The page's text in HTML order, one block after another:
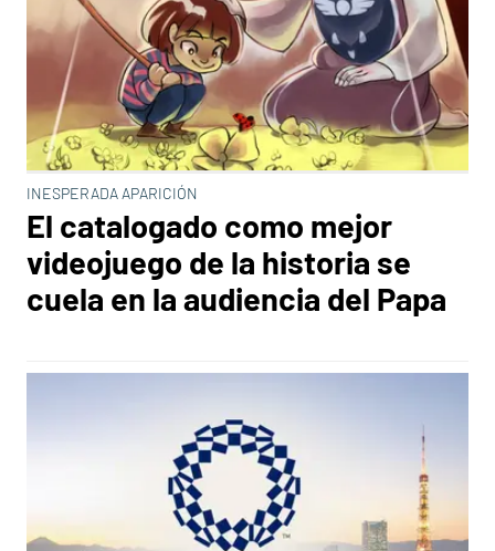
INESPERADA APARICIÓN
El catalogado como mejor
videojuego de la historia se
cuela en la audiencia del Papa